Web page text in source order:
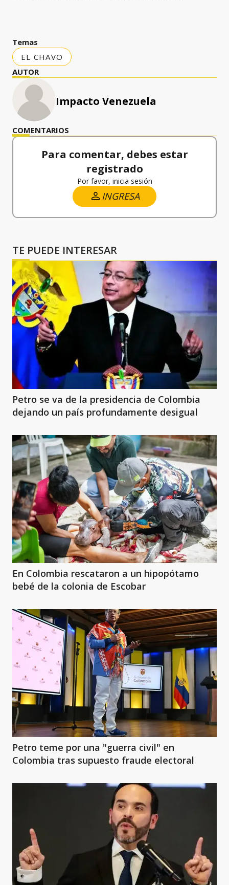
Temas
EL CHAVO
AUTOR
Impacto Venezuela
COMENTARIOS
Para comentar, debes estar
registrado
Por favor, inicia sesión
INGRESA
TE PUEDE INTERESAR
Petro se va de la presidencia de Colombia
dejando un país profundamente desigual
En Colombia rescataron a un hipopótamo
bebé de la colonia de Escobar
Petro teme por una "guerra civil" en
Colombia tras supuesto fraude electoral